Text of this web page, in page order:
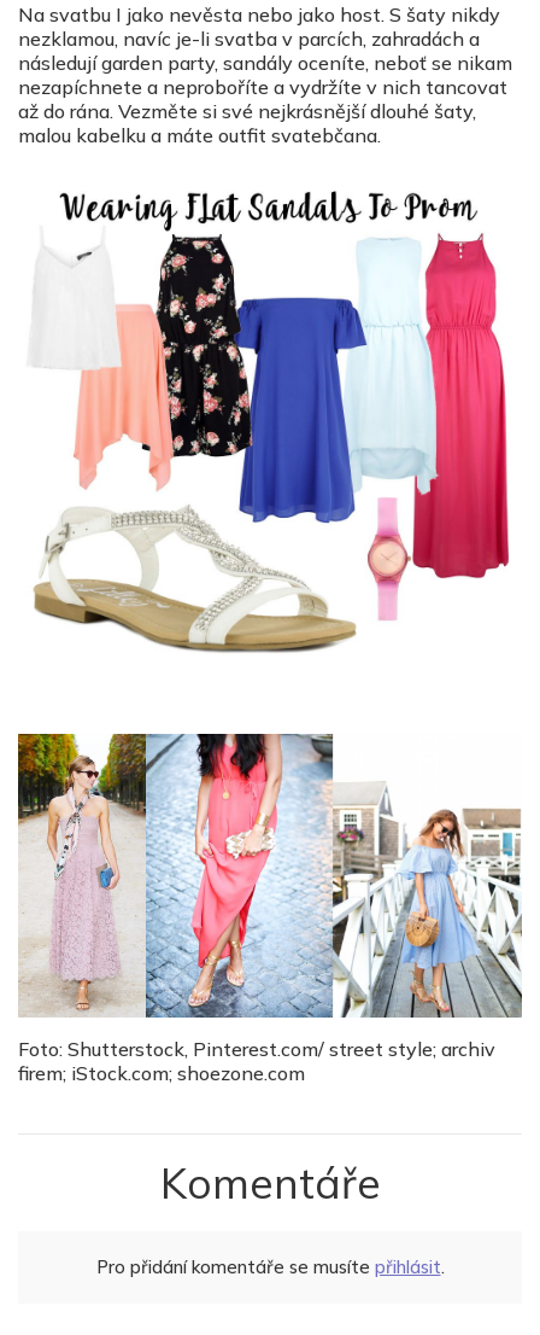
Na svatbu I jako nevěsta nebo jako host. S šaty nikdy
nezklamou, navíc je-li svatba v parcích, zahradách a
následují garden party, sandály oceníte, neboť se nikam
nezapíchnete a neproboříte a vydržíte v nich tancovat
až do rána. Vezměte si své nejkrásnější dlouhé šaty,
malou kabelku a máte outfit svatebčana.
Foto: Shutterstock, Pinterest.com/ street style; archiv
firem; iStock.com; shoezone.com
Komentáře
Pro přidání komentáře se musíte přihlásit.